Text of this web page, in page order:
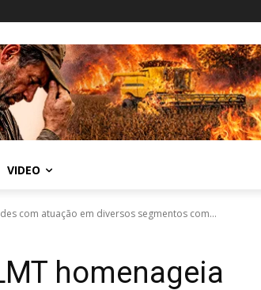
VIDEO
com atuação em diversos segmentos com...
homenageia